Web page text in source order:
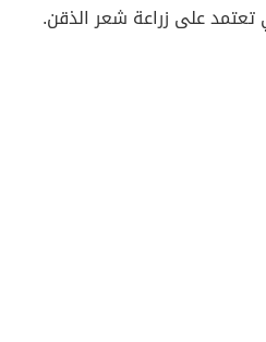
تعتمد على زراعة شعر الذقن.